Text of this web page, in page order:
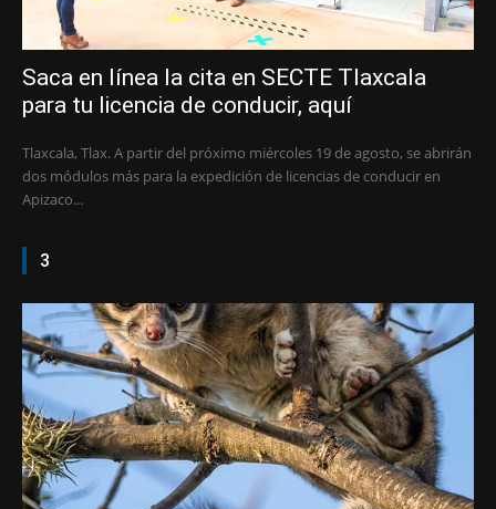
Saca en línea la cita en SECTE Tlaxcala
para tu licencia de conducir, aquí
Tlaxcala, Tlax. A partir del próximo miércoles 19 de agosto, se abrirán
dos módulos más para la expedición de licencias de conducir en
Apizaco...
3